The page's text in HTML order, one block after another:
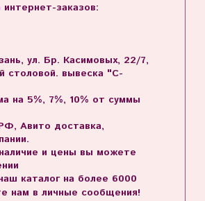
заказов:
ул. Бр. Касимовых, 22/7,
столовой. вывеска "С-
на 5%, 7%, 10% от суммы
Авито доставка,
и цены вы можете
каталог на более 6000
нам в личные сообщения!